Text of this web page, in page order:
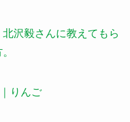
北沢毅さんに教えてもら
りんご